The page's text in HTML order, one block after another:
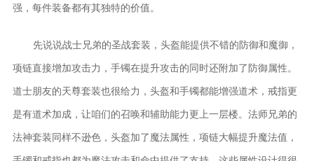
强，每件装备都有其独特的价值。
先说说战士兄弟的圣战套装，头盔能提供不错的防御和魔御，
项链直接增加攻击力，手镯在提升攻击的同时还附加了防御属性。
道士朋友的天尊套装也很给力，头盔和手镯都能增强道术，戒指更
是有道术加成，让咱们的召唤和辅助能力更上一层楼。法师兄弟的
法神套装同样不逊色，头盔加了魔法属性，项链大幅提升魔法值，